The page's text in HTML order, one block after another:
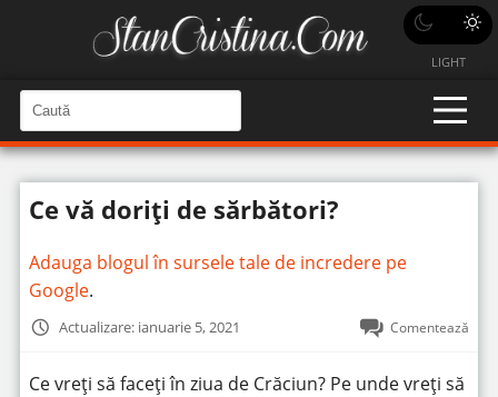
LIGHT
a
u
t
n
C
a
u
î
n
t
Ce vă doriți de sărbători?
Adauga blogul în sursele tale de incredere pe
Google.
Actualizare: ianuarie 5, 2021 Comentează
Ce vreți să faceți în ziua de Crăciun? Pe unde vreți să